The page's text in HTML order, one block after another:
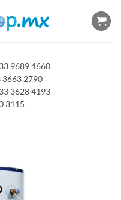
9689 4660
3663 2790
3628 4193
3115